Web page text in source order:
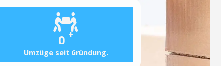
0 +
Umzüge seit Gründung.